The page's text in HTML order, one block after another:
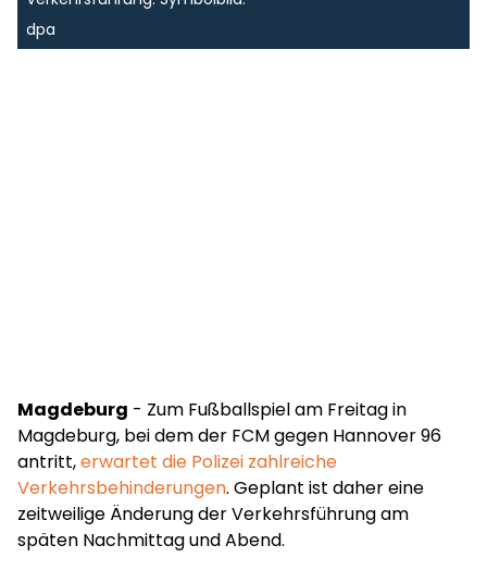
dpa
Magdeburg - Zum Fußballspiel am Freitag in
Magdeburg, bei dem der FCM gegen Hannover 96
antritt,erwartet die Polizei zahlreiche
Verkehrsbehinderungen. Geplant ist daher eine
zeitweilige Änderung der Verkehrsführung am
späten Nachmittag und Abend.